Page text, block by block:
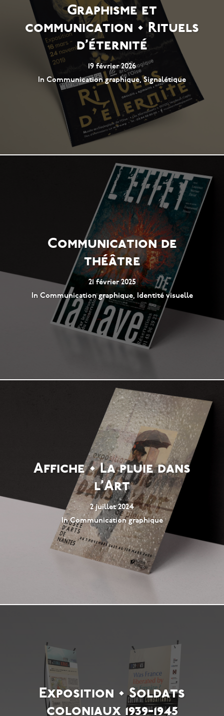
Graphisme et
communication • Rituels
d’éternité
19 février 2026
In Communication graphique,Signalétique
Communication de
théâtre
21 février 2025
In Communication graphique, Identité visuelle
Affiche • La pluie dans
l’Art
2 juillet 2024
InCommunication graphique
Exposition • Soldats
coloniaux 1939-1945